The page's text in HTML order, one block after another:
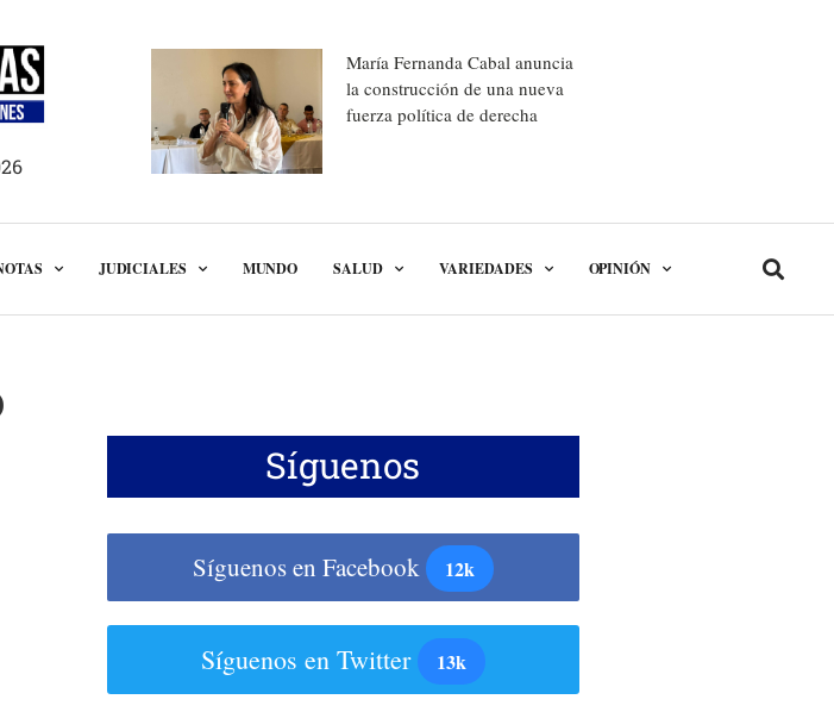
María Fernanda Cabal anuncia
la construcción de una nueva
fuerza política de derecha
JUDICIALES MUNDO SALUD VARIEDADES OPINIÓN
Síguenos
Síguenos en Facebook 12k
Síguenos en Twitter 13k